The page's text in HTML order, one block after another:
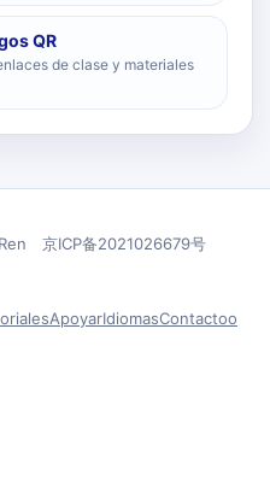
QR
de clase y materiales
京ICP备2021026679号
ApoyarIdiomasContactoo